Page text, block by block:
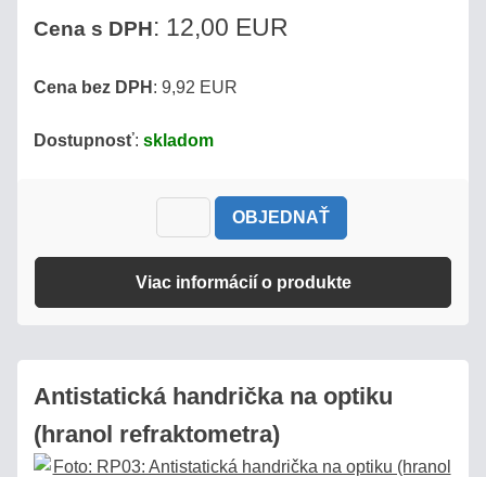
Cena s DPH: 12,00 EUR
Cena bez DPH : 9,92 EUR
Dostupnosť: skladom
OBJEDNAŤ
Viac informácií o produkte
Antistatická handrička na optiku
(hranol refraktometra)